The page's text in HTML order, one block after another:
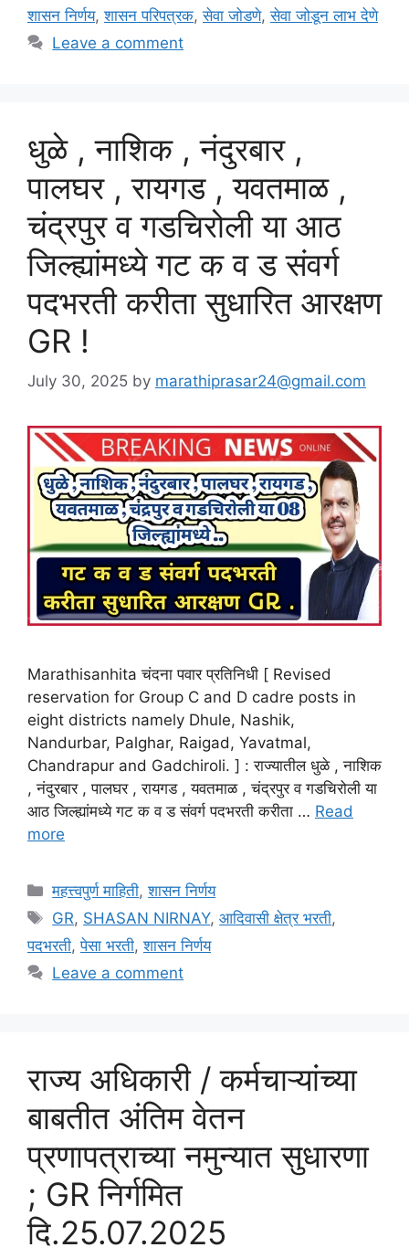
शासन निर्णय,शासन परिपत्रक,सेवा जोडणे,सेवा जोडून लाभ देणे
Leave a comment
धुळे , नाशिक , नंदुरबार ,
पालघर , रायगड , यवतमाळ ,
चंद्रपुर व गडचिरोली या आठ
जिल्ह्यांमध्ये गट क व ड संवर्ग
पदभरती करीता सुधारित आरक्षण
GR !
July 30, 2025 by marathiprasar24@gmail.com
Marathisanhita चंदना पवार प्रतिनिधी [ Revised
reservation for Group C and D cadre posts in
eight districts namely Dhule, Nashik,
Nandurbar, Palghar, Raigad, Yavatmal,
Chandrapur and Gadchiroli. ] : राज्यातील धुळे , नाशिक
, नंदुरबार , पालघर , रायगड , यवतमाळ , चंद्रपुर व गडचिरोली या
आठ जिल्ह्यांमध्ये गट क व ड संवर्ग पदभरती करीता … Read
more
Categories
महत्त्वपुर्ण माहिती,शासन निर्णय
Tags
GR, SHASAN NIRNAY,आदिवासी क्षेत्र भरती,
पदभरती,पेसा भरती,शासन निर्णय
Leave a comment
राज्य अधिकारी / कर्मचाऱ्यांच्या
बाबतीत अंतिम वेतन
प्रणापत्राच्या नमुन्यात सुधारणा
; GR निर्गमित
दि.25.07.2025